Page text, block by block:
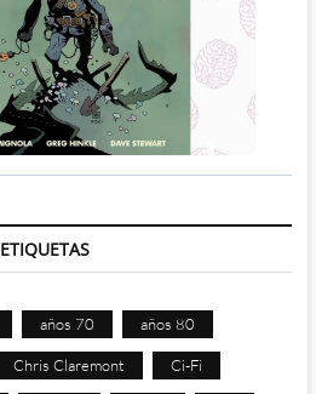
ETIQUETAS
años 70 años 80
Chris Claremont Ci-Fi